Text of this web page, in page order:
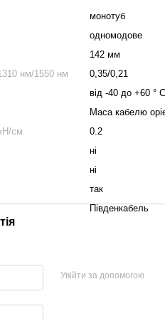
монотуб
одномодове
142 мм
нм/1550 нм
0,35/0,21
від -40 до +60 ° C
Маса кабелю
см
0.2
ні
ні
так
Південкабель
Увійти за допомогою